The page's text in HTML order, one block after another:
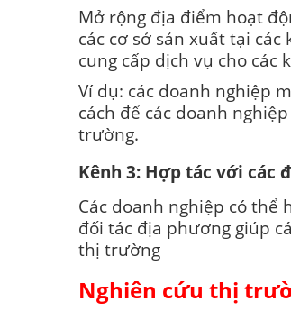
Mở rộng địa điểm hoạt
các cơ sở sản xuất tại
cung cấp dịch vụ cho các
Ví dụ: các doanh nghiệp
cách để các doanh
trường.
Kênh 3: Hợp tác với các
Các doanh nghiệp có thể
đối tác địa phương giúp
thị trường
Nghiên cứu thị